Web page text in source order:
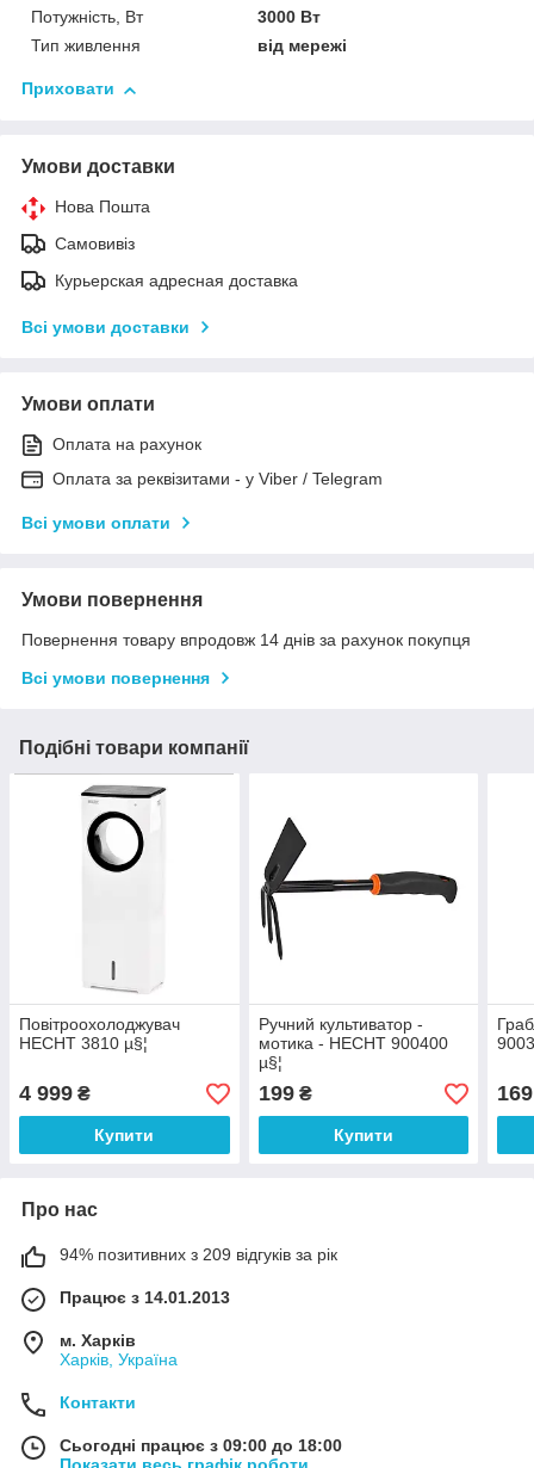
Потужність, Вт
3000 Вт
Тип живлення
від мережі
Приховати
Умови доставки
Нова Пошта
Самовивіз
Курьерская адресная доставка
Всі умови доставки
Умови оплати
Оплата на рахунок
Оплата за реквізитами - у Viber / Telegram
Всі умови оплати
Умови повернення
Повернення товару впродовж 14 днів за рахунок покупця
Всі умови повернення
Подібні товари компанії
Повітроохолоджувач
HECHT 3810 µ§¦
4 999 ₴
Купити
Ручний культиватор -
мотика - HECHT 900400
µ§¦
199₴
Купити
169
Про нас
94% позитивних з 209 відгуків за рік
Працює з 14.01.2013
м. Харків
Харків, Україна
Контакти
Сьогодні працює з 09:00 до 18:00